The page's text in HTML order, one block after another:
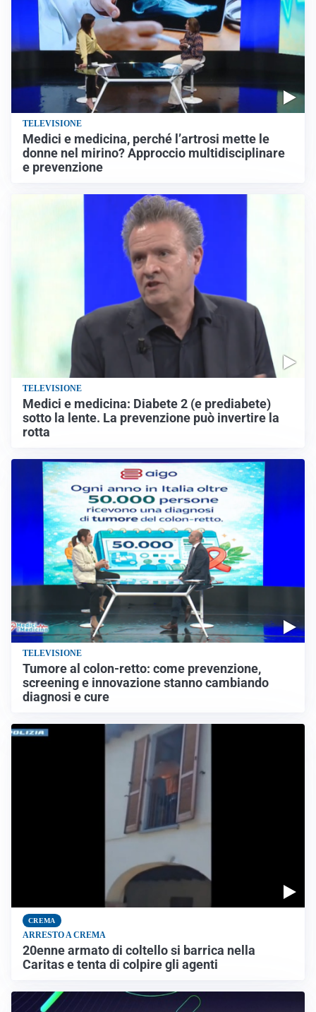
TELEVISIONE
Medici e medicina, perché l’artrosi mette le
donne nel mirino? Approccio multidisciplinare
e prevenzione
TELEVISIONE
Medici e medicina: Diabete 2 (e prediabete)
sotto la lente. La prevenzione può invertire la
rotta
TELEVISIONE
Tumore al colon-retto: come prevenzione,
screening e innovazione stanno cambiando
diagnosi e cure
CREMA
ARRESTO A CREMA
20enne armato di coltello si barrica nella
Caritas e tenta di colpire gli agenti